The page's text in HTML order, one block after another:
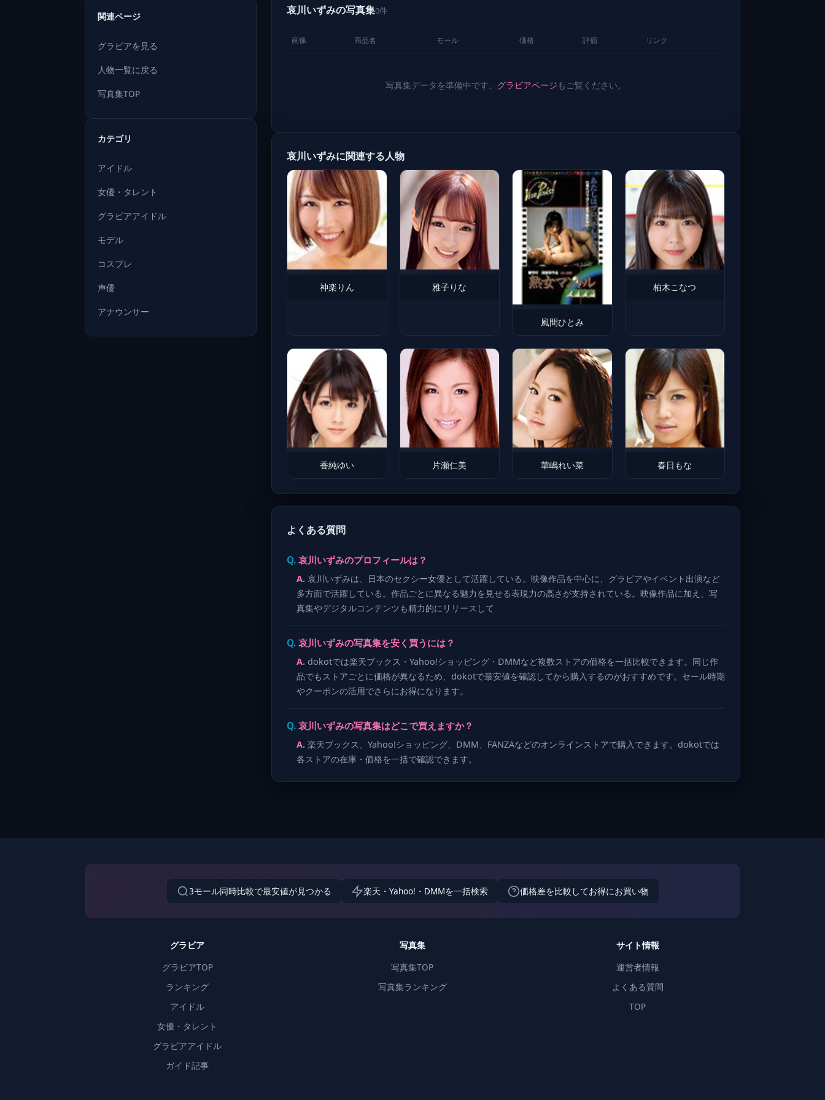
関連ページ
グラビアを見る
人物一覧に戻る
写真集TOP
カテゴリ
アイドル
女優・タレント
グラビアアイドル
モデル
コスプレ
声優
アナウンサー
哀川いずみの写真集0件
画像 商品名 モール 価格 評価 リンク
写真集データを準備中です。 グラビアページもご覧ください。
哀川いずみに関連する人物
神楽りん 雅子りな
風間ひとみ
柏木こなつ
香純ゆい 片瀬仁美 華嶋れい菜 春日もな
よくある質問
哀川いずみのプロフィールは？
哀川いずみは、日本のセクシー女優として活躍している。映像作品を中心に、グラビアやイベント出演など
多方面で活躍している。作品ごとに異なる魅力を見せる表現力の高さが支持されている。映像作品に加え、写
真集やデジタルコンテンツも精力的にリリースして
哀川いずみの写真集を安く買うには？
dokotでは楽天ブックス・Yahoo!ショッピング・DMMなど複数ストアの価格を一括比較できます。同じ作
品でもストアごとに価格が異なるため、dokotで最安値を確認してから購入するのがおすすめです。セール時期
やクーポンの活用でさらにお得になります。
哀川いずみの写真集はどこで買えますか？
楽天ブックス、Yahoo!ショッピング、DMM、FANZAなどのオンラインストアで購入できます。dokotでは
各ストアの在庫・価格を一括で確認できます。
3モール同時比較で最安値が見つかる 楽天・Yahoo!・DMMを一括検索 価格差を比較してお得にお買い物
グラビア
グラビアTOP
ランキング
アイドル
女優・タレント
グラビアアイドル
ガイド記事
写真集
写真集TOP
写真集ランキング
サイト情報
運営者情報
よくある質問
TOP